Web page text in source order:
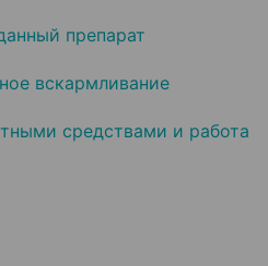
препарат
вскармливание
средствами и работа